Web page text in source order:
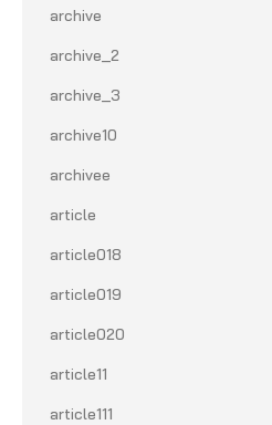
archive
archive_2
archive_3
archive10
archivee
article
article018
article019
article020
article11
article111